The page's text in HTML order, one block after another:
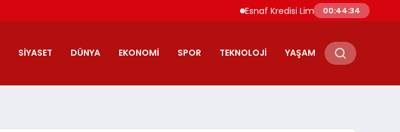
Esnaf Kredisi Limitleri ve Vade Süreleri
00:44:35
SIYASET DÜNYA EKONOMI SPOR TEKNOLOJI YAŞAM